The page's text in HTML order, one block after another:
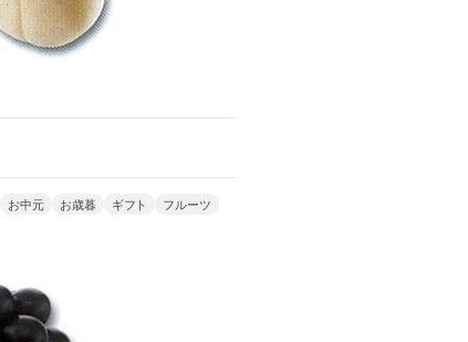
お中元 お歳暮 ギフト フルーツ